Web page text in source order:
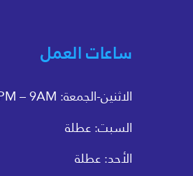
ساعات العمل
الاثنين-الجمعة: 6PM – 9AM
السبت: عطلة
الأحد: عطلة